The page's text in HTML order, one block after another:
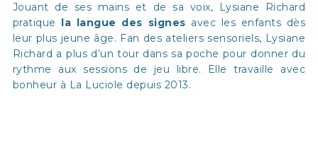
Jouant de ses mains et de sa voix, Lysiane Richard
pratique la langue des signes avec les enfants dès
leur plus jeune âge. Fan des ateliers sensoriels, Lysiane
Richard a plus d’un tour dans sa poche pour donner du
rythme aux sessions de jeu libre. Elle travaille avec
bonheur à La Luciole depuis 2013.